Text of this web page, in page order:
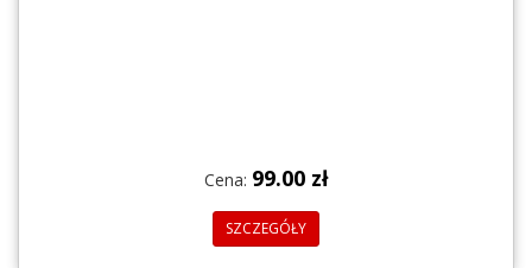
Cena: 99.00 zł
SZCZEGÓŁY